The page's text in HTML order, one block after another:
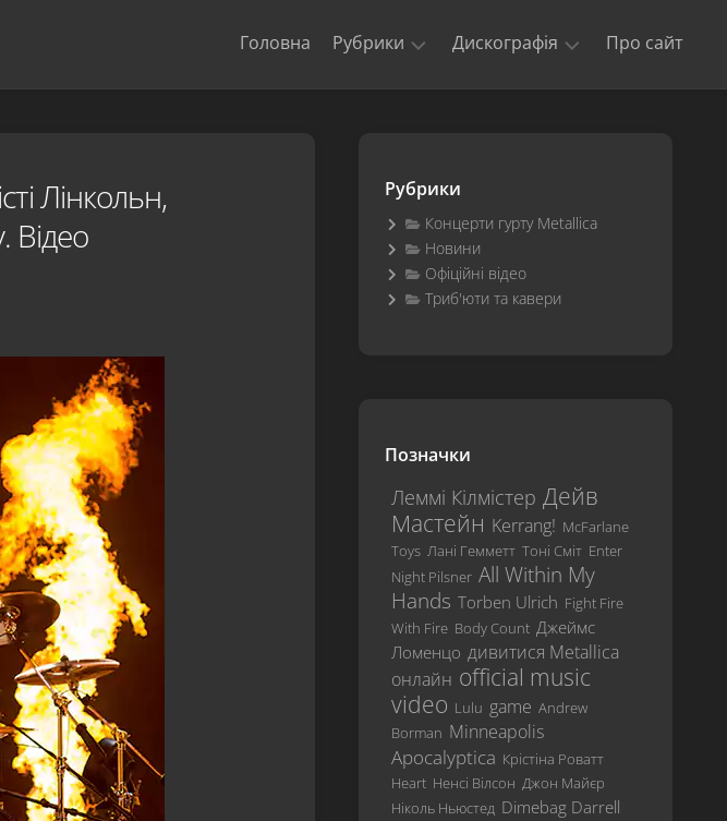
Головна Рубрики
кавери
Офіційні
відео
Концерти
гурту
Дискографія
The
Lightning
Master
of
Re-
Revisited
…
And
Justice
For
All
Metallica
Load
ReLoad
Garage
Inc.
Про сайт
Лінкольн,
Відео
Рубрики
Концерти гурту Metallica
Новини
Офіційні відео
Триб'юти та кавери
Позначки
Леммі Кілмістер Дейв
Мастейн Kerrang! McFarlane
Toys Лані Гемметт Тоні Сміт Enter
Night Pilsner All Within My
Hands Torben Ulrich Fight Fire
With Fire Body Count Джеймс
Ломенцо дивитися Metallica
онлайн official music
video Lulu game Andrew
Borman Minneapolis
Apocalyptica Крістіна Роватт
Heart Ненсі Вілсон Джон Майєр
Ніколь Ньюстед Dimebag Darrell